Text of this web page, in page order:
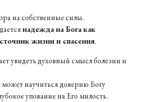
на собственные силы.
надежда на Бога как
жизни и спасения.
увидеть духовный смысл болезни и
может научиться доверию Богу
упование на Его милость.